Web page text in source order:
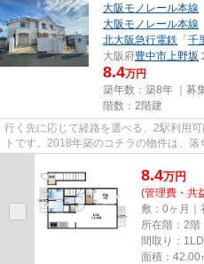
大阪モノレール本線
大阪モノレール本線
北大阪急行電鉄 「 千
大阪府豊中市上野坂
8.4万円
築年数：築8年 ｜募
階数：2階建
行く先に応じて経路を選べる、2駅利用
トです。2018年築のコチラの物件は、
8.4万円
(管理費・共
敷：0ヶ月｜
所在階：2階
間取り：
面積：42.00